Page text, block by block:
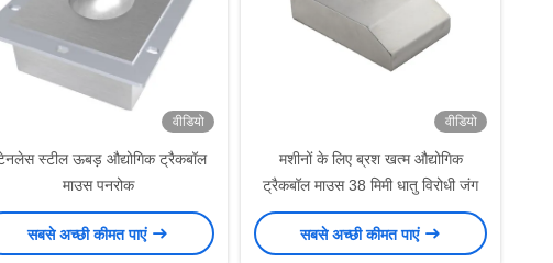
वीडियो
स्टील ऊबड़ औद्योगिक ट्रैकबॉल
माउस पनरोक
सबसे अच्छी कीमत पाएं
वीडियो
मशीनों के लिए ब्रश खत्म औद्योगिक
ट्रैकबॉल माउस 38 मिमी धातु विरोधी जंग
सबसे अच्छी कीमत पाएं